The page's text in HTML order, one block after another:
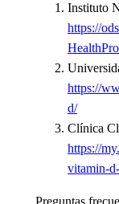
Instituto
https://
https://
d/
Clínica
https://
vitamin-